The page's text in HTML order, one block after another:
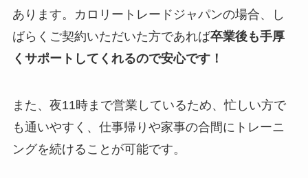
あります。カロリートレードジャパンの場合、し
ばらくご契約いただいた方であれば卒業後も手厚
くサポートしてくれるので安心です！
また、夜11時まで営業しているため、忙しい方で
も通いやすく、仕事帰りや家事の合間にトレーニ
ングを続けることが可能です。